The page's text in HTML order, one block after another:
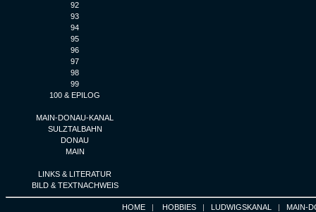
92
93
94
95
96
97
98
99
100 & EPILOG
MAIN-DONAU-KANAL
SULZTALBAHN
DONAU
MAIN
LINKS & LITERATUR
BILD & TEXTNACHWEIS
HOME | HOBBIES | LUDWIGSKANAL | MAIN-